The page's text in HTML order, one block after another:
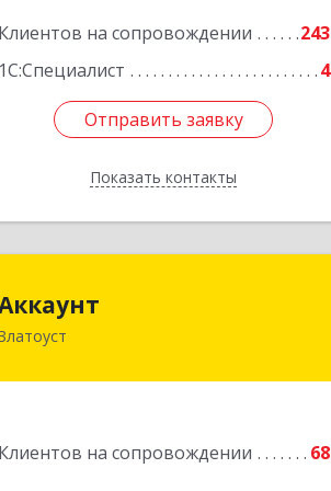
Клиентов на сопровождении
243
1С:Специалист
4
Отправить заявку
Показать контакты
Отправить заявку
Назад
Клиентов на сопровождении 68
456200, Челябинская обл, Златоуст г,